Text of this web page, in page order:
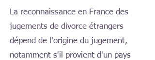
La reconnaissance en France des
jugements de divorce étrangers
dépend de l'origine du jugement,
notamment s'il provient d'un pays